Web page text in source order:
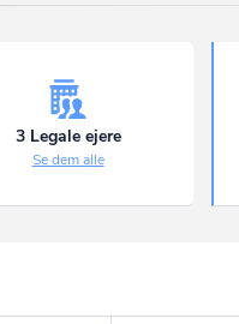
sætter grænsen
supersonic
3 Legale ejere
Se dem alle